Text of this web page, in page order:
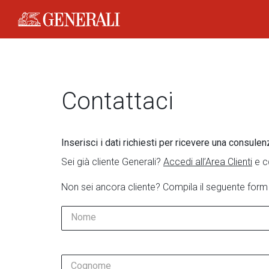
Generali Logo
Contattaci
Inserisci i dati richiesti per ricevere una
Sei già cliente Generali? Accedi all’Area Clienti e
Non sei ancora cliente? Compila il seguente form
Nome
Cognome